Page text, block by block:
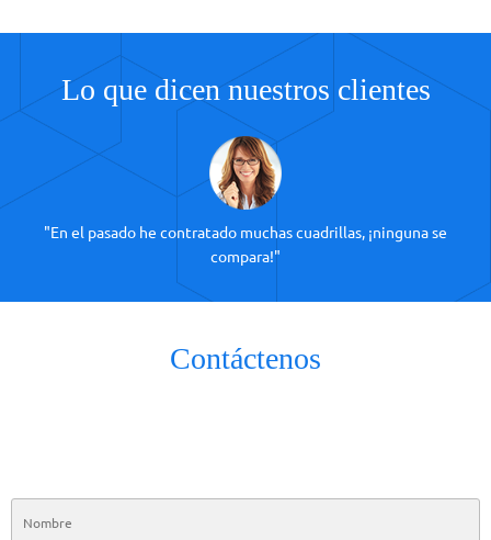
Lo que dicen nuestros clientes
"En el pasado he contratado muchas cuadrillas, ¡ninguna se
compara!"
Contáctenos